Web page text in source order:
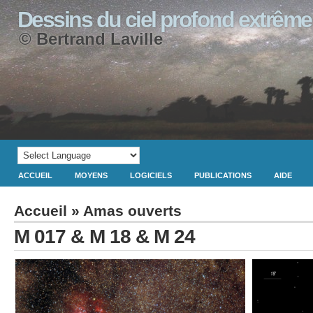
Dessins du ciel profond extrême
© Bertrand Laville
ACCUEIL MOYENS LOGICIELS PUBLICATIONS AIDE
Accueil » Amas ouverts
M 017 & M 18 & M 24